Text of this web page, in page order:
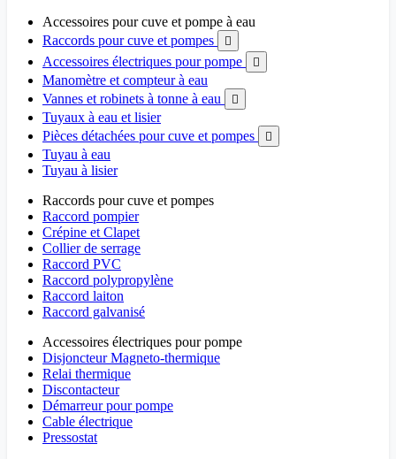
Accessoires pour cuve et pompe à eau
Raccords pour cuve et pompes

Accessoires électriques pour pompe 
Manomètre et compteur à eau
Vannes et robinets à tonne à eau

Tuyaux à eau et lisier
Pièces détachées pour cuve et pompes

Tuyau à eau
Tuyau à lisier
Raccords pour cuve et pompes
Raccord pompier
Crépine et Clapet
Collier de serrage
Raccord PVC
Raccord polypropylène
Raccord laiton
Raccord galvanisé
Accessoires électriques pour pompe
Disjoncteur Magneto-thermique
Relai thermique
Discontacteur
Démarreur pour pompe
Cable électrique
Pressostat